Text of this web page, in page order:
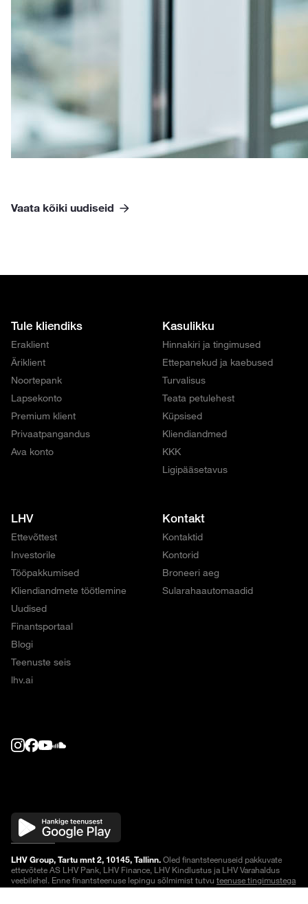
Vaata kõiki uudiseid
Tule kliendiks
Eraklient
Äriklient
Noortepank
Lapsekonto
Premium klient
Privaatpangandus
Ava konto
Kasulikku
Hinnakiri ja tingimused
Ettepanekud ja kaebused
Turvalisus
Teata petulehest
Küpsised
Kliendiandmed
KKK
Ligipääsetavus
LHV
Ettevõttest
Investorile
Tööpakkumised
Kliendiandmete töötlemine
Uudised
Finantsportaal
Blogi
Teenuste seis
lhv.ai
Kontakt
Kontaktid
Kontorid
Broneeri aeg
Sularahaautomaadid
LHV Group, Tartu mnt 2, 10145, Tallinn.Oled finantsteenuseid pakkuvate
ettevõtete AS LHV Pank, LHV Finance, LHV Kindlustus ja LHV Varahaldus
veebilehel. Enne finantsteenuse lepingu sõlmimist tutvu teenuse tingimustega
või küsi lisainfot.Noteeringud on viivitusega.